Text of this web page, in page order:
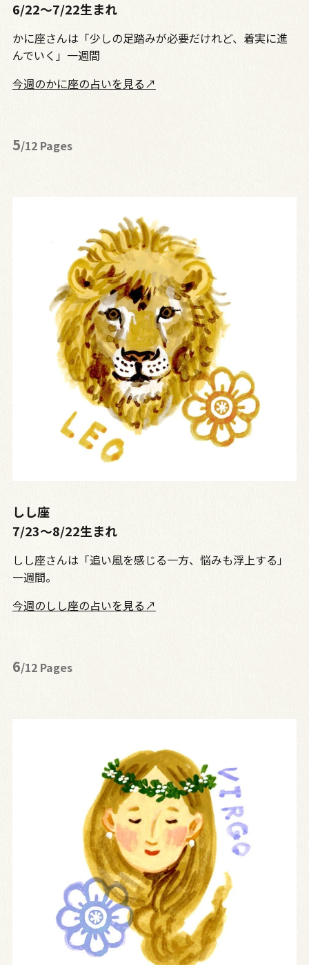
6/22～7/22生まれ
かに座さんは「少しの足踏みが必要だけれど、着実に進
んでいく」一週間
今週のかに座の占いを見る↗
5/12 Pages
しし座
7/23〜8/22生まれ
しし座さんは「追い風を感じる一方、悩みも浮上する」
一週間。
今週のしし座の占いを見る↗
6/12 Pages